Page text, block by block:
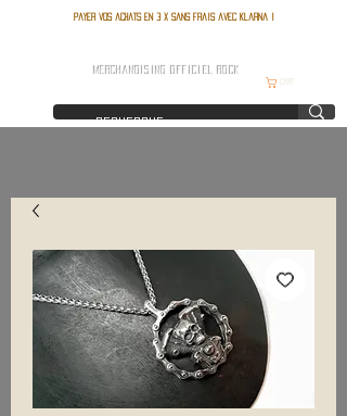
Payer vos achats en 3 x sans frais avec Klarna !
MERCHANDISING OFFICIEL ROCK